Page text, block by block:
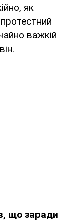
як
важкій
що заради